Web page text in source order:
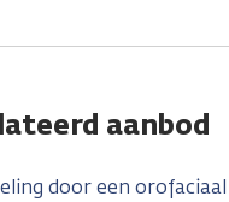
aanbod
door een orofaciaal